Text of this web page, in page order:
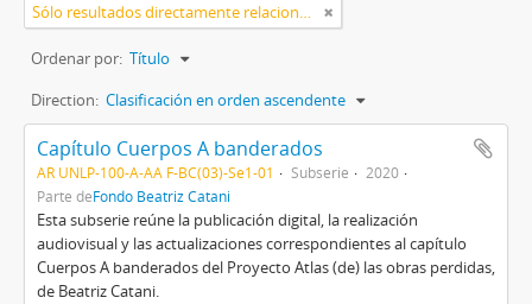
Sólo resultados directamente relacionados
Ordenar por: Título
Direction: Clasificación en orden ascendente
Capítulo Cuerpos A banderados
AR UNLP-100-A-AA F-BC(03)-Se1-01 Subserie
2020
Parte deFondo Beatriz Catani
Esta subserie reúne la publicación digital, la realización
audiovisual y las actualizaciones correspondientes al capítulo
Cuerpos A banderados del Proyecto Atlas (de) las obras perdidas,
de Beatriz Catani.